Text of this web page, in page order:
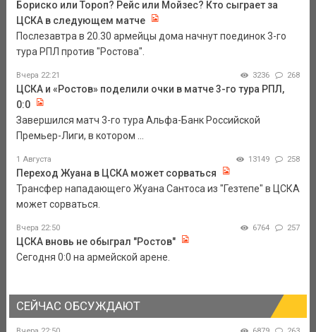
Бориско или Тороп? Рейс или Мойзес? Кто сыграет за
ЦСКА в следующем матче
Послезавтра в 20.30 армейцы дома начнут поединок 3-го
тура РПЛ против "Ростова".
Вчера 22:21 3236 268
ЦСКА и «Ростов» поделили очки в матче 3-го тура РПЛ,
0:0
Завершился матч 3-го тура Альфа-Банк Российской
Премьер-Лиги, в котором ...
1 Августа 13149 258
Переход Жуана в ЦСКА может сорваться
Трансфер нападающего Жуана Сантоса из "Гезтепе" в ЦСКА
может сорваться.
Вчера 22:50 6764 257
ЦСКА вновь не обыграл "Ростов"
Сегодня 0:0 на армейской арене.
СЕЙЧАС ОБСУЖДАЮТ